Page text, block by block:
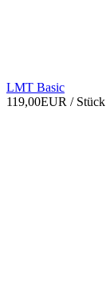
LMT Basic
119,00EUR / Stück